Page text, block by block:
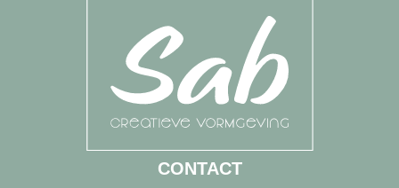
CONTACT